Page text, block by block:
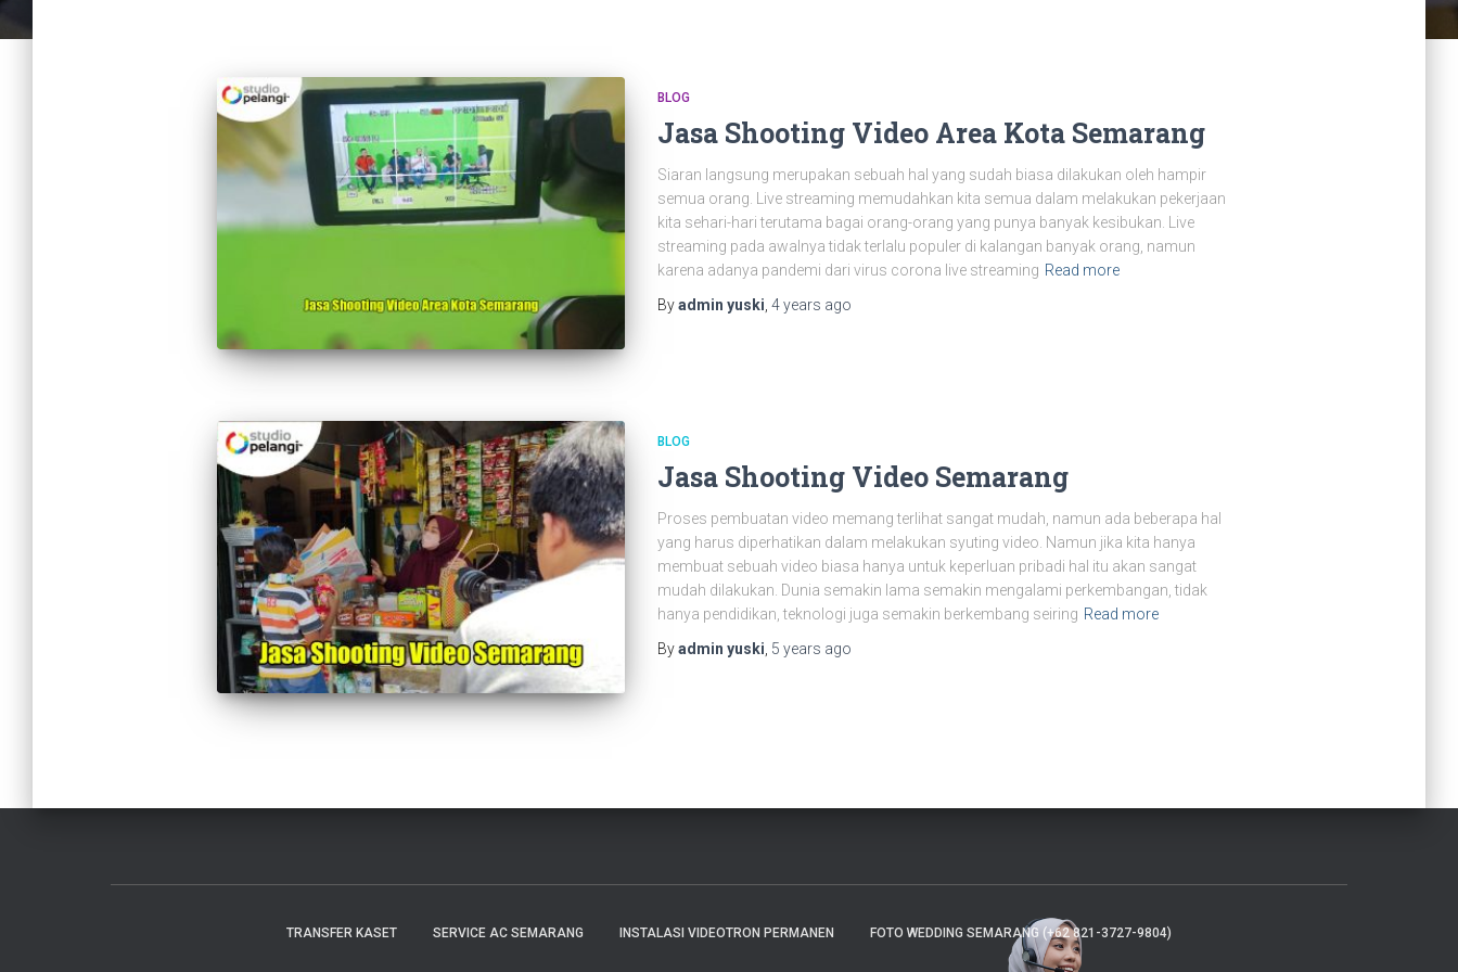
BLOG
Jasa Shooting Video Area Kota Semarang
Siaran langsung merupakan sebuah hal yang sudah biasa dilakukan oleh hampir
semua orang. Live streaming memudahkan kita semua dalam melakukan pekerjaan
kita sehari-hari terutama bagai orang-orang yang punya banyak kesibukan. Live
streaming pada awalnya tidak terlalu populer di kalangan banyak orang, namun
karena adanya pandemi dari virus corona live streaming Read more
Byadmin yuski 4 years ago
BLOG
Jasa Shooting Video Semarang
Proses pembuatan video memang terlihat sangat mudah, namun ada beberapa hal
yang harus diperhatikan dalam melakukan syuting video. Namun jika kita hanya
membuat sebuah video biasa hanya untuk keperluan pribadi hal itu akan sangat
mudah dilakukan. Dunia semakin lama semakin mengalami perkembangan, tidak
hanya pendidikan, teknologi juga semakin berkembang seiring Read more
Byadmin yuski 5 years ago
TRANSFER KASET SERVICE AC SEMARANG INSTALASI VIDEOTRON PERMANEN FOTO WEDDING SEMARANG (+62 821-3727-9804)